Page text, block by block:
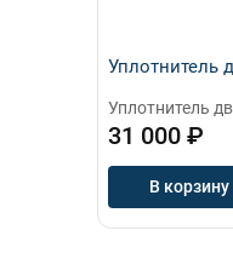
Уплотнитель
Уплотнитель
31 000 ₽
В корзину